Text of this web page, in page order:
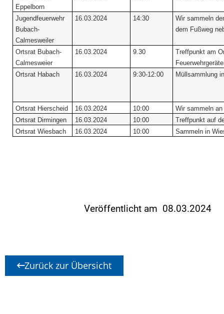
Eppelborn
Jugendfeuerwehr
Bubach-
Calmesweiler
16.03.2024 14:30
Wir sammeln
dem Fußweg
Ortsrat Bubach-
Calmesweier
16.03.2024 9.30
Treffpunkt am
Ortsrat Habach
16.03.2024 9:30-12:00 Müllsammlung
Ortsrat Hierscheid 16.03.2024 10:00
Wir sammeln
Ortsrat Dirmingen
16.03.2024 10:00
Treffpunkt auf
Ortsrat Wiesbach
16.03.2024 10:00 Sammeln in
Veröffentlicht am 08.03.2024
Zurück zur Übersicht